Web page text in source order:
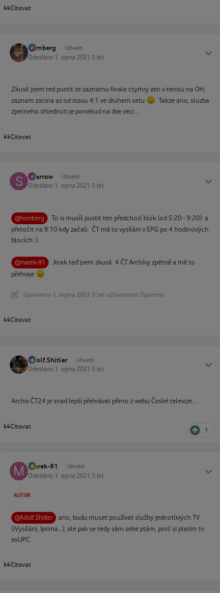
Citovat
homberg Uživatel
Odesláno 1. srpna 2021 5 let
Zkusil jsem ted pustit ze zaznamu finale ctyrhry zen v tenisu na OH,
zaznam zacina az od stavu 4:1 ve druhem setu 😞 Takze ano, sluzba
zpetneho shlednuti je ponekud na dve veci...
Citovat
Sparrow Uživatel
Odesláno 1. srpna 2021 5 let
@homberg
To si musíš pustit ten předchozí blok (od 5:20 - 9:20) a
přetočit na 8:10 kdy začali. ČT má to vysíláni v EPG po 4 hodinových
blocích :)
@marek-81
Jinak teď jsem zkusil 4 ČT Archívy zpětně a mě to
přehraje 😞
Upraveno 1. srpna 2021 5 let uživatelem Sparrow
Citovat
Adolf.Shitler Uživatel
Odesláno 1. srpna 2021 5 let
Archiv ČT24 je snad lepší přehrávat přímo z webu České televize...
Citovat 1
marek-81 Uživatel
Odesláno 1. srpna 2021 5 let
AUTOR
@Adolf.Shitler
ano, budu muset používat služby jednotlivých TV
(iVysílání, Iprima...), ale pak se tedy sám sebe ptám, proč si platím tv
exUPC.
Citovat